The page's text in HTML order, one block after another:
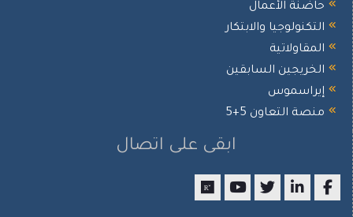
الأعمال
والابتكار
السابقين
التعاون 5+5
ابقى على اتصال